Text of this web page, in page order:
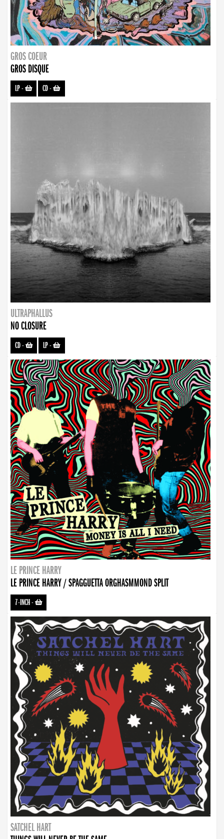
GROS COEUR
GROS DISQUE
LP- CD-
ULTRAPHALLUS
NO CLOSURE
CD- LP-
LE PRINCE HARRY
LE PRINCE HARRY / SPAGGUETTA ORGHASMMOND SPLIT
7-INCH-
SATCHEL HART